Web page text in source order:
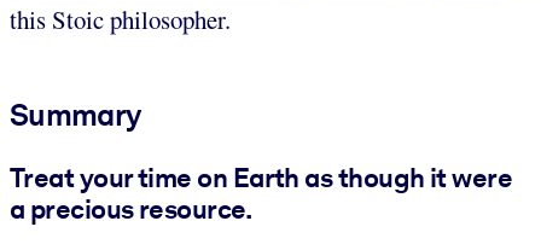
this Stoic philosopher.
Summary
Treat your time on Earth as though it were
a precious resource.